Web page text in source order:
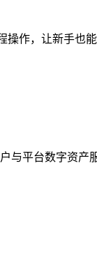
作，让新手也
与平台数字资